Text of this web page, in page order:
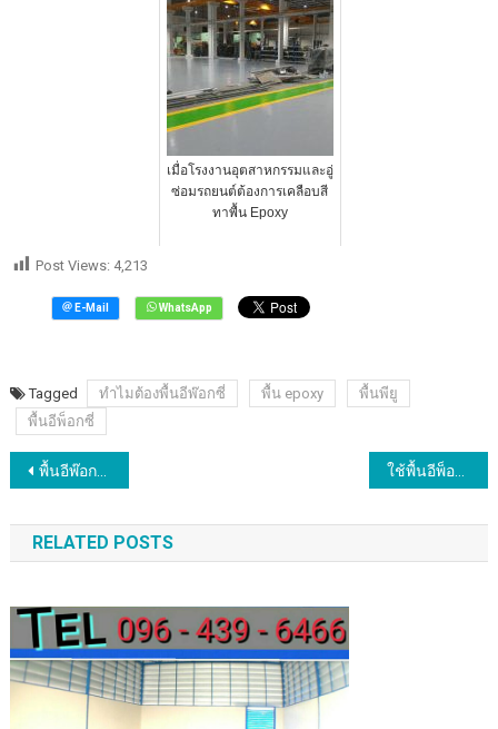
เมื่อโรงงานอุตสาหกรรมและอู่
ซ่อมรถยนต์ต้องการเคลือบสี
ทาพื้น Epoxy
Post Views: 4,213
Tagged ทำไมต้องพื้นอีพ๊อกซี่ พื้น epoxy
พื้นพียู
พื้นอีพ็อกซี่
แนะแนว
เรื่อง
พื้นอีพ๊อกซี่ พื้นดีๆที่ตามหา ใช้พื้นอีพ็อกซี่หรือพื้นพียูภายในโรงงานหมดปัญหากวนใจ
RELATED POSTS